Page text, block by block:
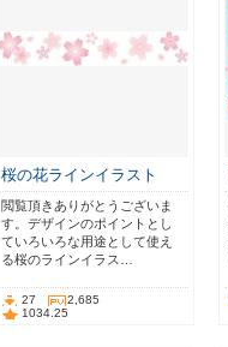
桜の花ラインイラスト
閲覧頂きありがとうございま
す。デザインのポイントとし
ていろいろな用途として使え
る桜のラインイラス…
27
2,685
1034.25